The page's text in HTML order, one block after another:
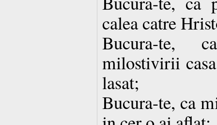
calea catre
Bucura-te,
milostivirii
lasat;
Bucura-te, ca